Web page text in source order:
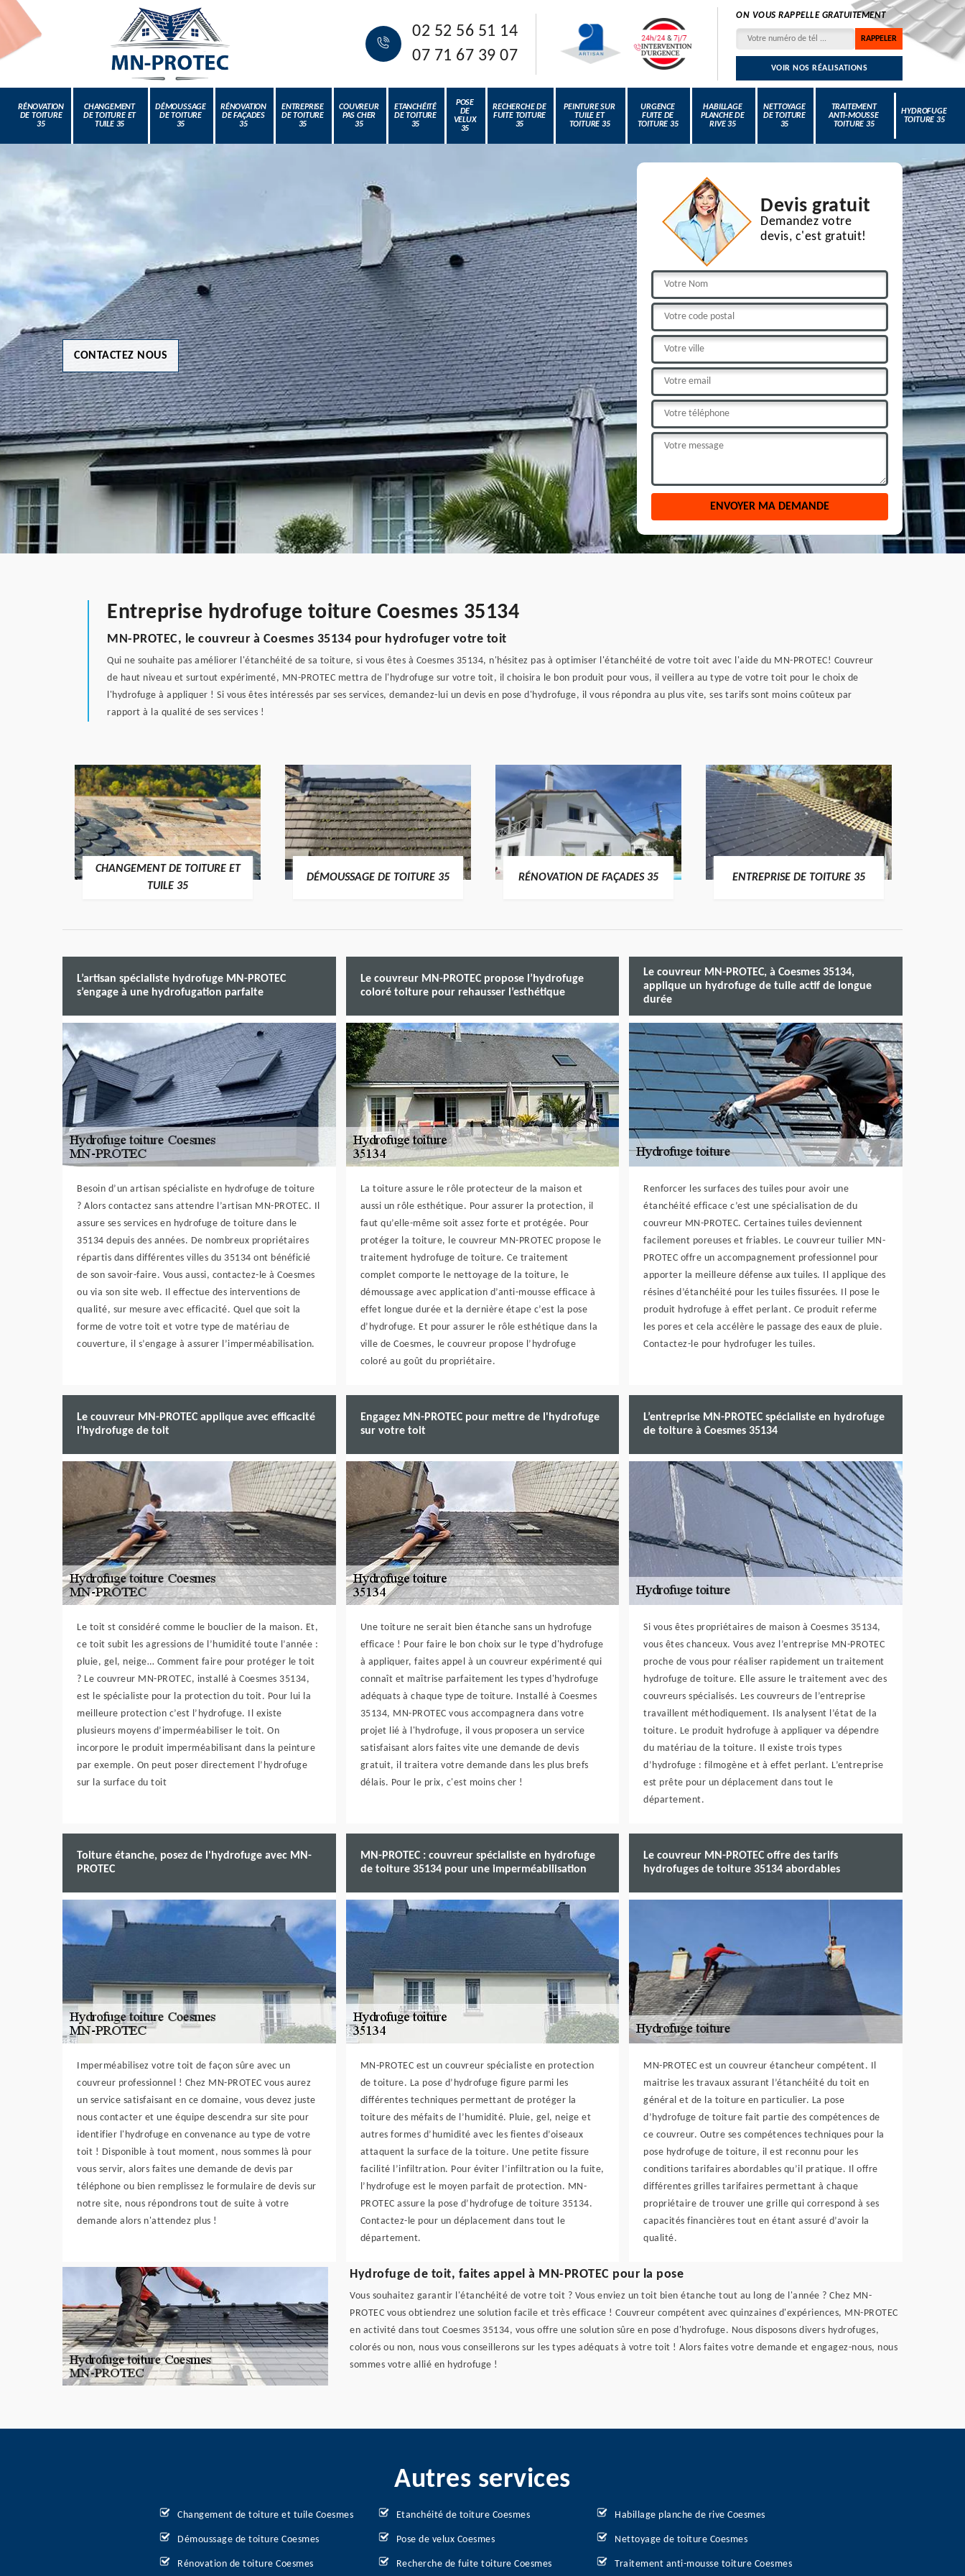
02 52 56 51 14
07 71 67 39 07
ON VOUS RAPPELLE GRATUITEMENT
VOIR NOS RÉALISATIONS
RÉNOVATION
DE TOITURE
35
CHANGEMENT
DE TOITURE ET
TUILE 35
DÉMOUSSAGE
DE TOITURE
35
RÉNOVATION
DE FAÇADES
35
ENTREPRISE
DE TOITURE
35
COUVREUR
PAS CHER
35
ETANCHÉITÉ
DE TOITURE
35
POSE
DE
VELUX
35
RECHERCHE DE
FUITE TOITURE
35
PEINTURE SUR
TUILE ET
TOITURE 35
URGENCE
FUITE DE
TOITURE 35
HABILLAGE
PLANCHE DE
RIVE 35
NETTOYAGE
DE TOITURE
35
TRAITEMENT
ANTI-MOUSSE
TOITURE 35
HYDROFUGE
TOITURE 35
CONTACTEZ NOUS
Devis gratuit
Demandez votre
devis, c'est gratuit!
Entreprise hydrofuge toiture Coesmes 35134
MN-PROTEC, le couvreur à Coesmes 35134 pour hydrofuger votre toit
Qui ne souhaite pas améliorer l'étanchéité de sa toiture, si vous êtes à Coesmes 35134, n'hésitez pas à optimiser l'étanchéité de votre toit avec l'aide du MN-PROTEC! Couvreur
de haut niveau et surtout expérimenté, MN-PROTEC mettra de l'hydrofuge sur votre toit, il choisira le bon produit pour vous, il veillera au type de votre toit pour le choix de
l'hydrofuge à appliquer ! Si vous êtes intéressés par ses services, demandez-lui un devis en pose d'hydrofuge, il vous répondra au plus vite, ses tarifs sont moins coûteux par
rapport à la qualité de ses services !
CHANGEMENT DE TOITURE ET
TUILE 35
DÉMOUSSAGE DE TOITURE 35 RÉNOVATION DE FAÇADES 35 ENTREPRISE DE TOITURE 35
L’artisan spécialiste hydrofuge MN-PROTEC
s’engage à une hydrofugation parfaite
Besoin d’un artisan spécialiste en hydrofuge de toiture
? Alors contactez sans attendre l’artisan MN-PROTEC. Il
assure ses services en hydrofuge de toiture dans le
35134 depuis des années. De nombreux propriétaires
répartis dans différentes villes du 35134 ont bénéficié
de son savoir-faire. Vous aussi, contactez-le à Coesmes
ou via son site web. Il effectue des interventions de
qualité, sur mesure avec efficacité. Quel que soit la
forme de votre toit et votre type de matériau de
couverture, il s’engage à assurer l’imperméabilisation.
Le couvreur MN-PROTEC propose l’hydrofuge
coloré toiture pour rehausser l’esthétique
La toiture assure le rôle protecteur de la maison et
aussi un rôle esthétique. Pour assurer la protection, il
faut qu’elle-même soit assez forte et protégée. Pour
protéger la toiture, le couvreur MN-PROTEC propose le
traitement hydrofuge de toiture. Ce traitement
complet comporte le nettoyage de la toiture, le
démoussage avec application d’anti-mousse efficace à
effet longue durée et la dernière étape c’est la pose
d’hydrofuge. Et pour assurer le rôle esthétique dans la
ville de Coesmes, le couvreur propose l’hydrofuge
coloré au goût du propriétaire.
Le couvreur MN-PROTEC, à Coesmes 35134,
applique un hydrofuge de tuile actif de longue
durée
Renforcer les surfaces des tuiles pour avoir une
étanchéité efficace c’est une spécialisation de du
couvreur MN-PROTEC. Certaines tuiles deviennent
facilement poreuses et friables. Le couvreur tuilier MN-
PROTEC offre un accompagnement professionnel pour
apporter la meilleure défense aux tuiles. Il applique des
résines d’étanchéité pour les tuiles fissurées. Il pose le
produit hydrofuge à effet perlant. Ce produit referme
les pores et cela accélère le passage des eaux de pluie.
Contactez-le pour hydrofuger les tuiles.
Le couvreur MN-PROTEC applique avec efficacité
l’hydrofuge de toit
Le toit st considéré comme le bouclier de la maison. Et,
ce toit subit les agressions de l’humidité toute l’année :
pluie, gel, neige… Comment faire pour protéger le toit
? Le couvreur MN-PROTEC, installé à Coesmes 35134,
est le spécialiste pour la protection du toit. Pour lui la
meilleure protection c’est l’hydrofuge. Il existe
plusieurs moyens d’imperméabiliser le toit. On
incorpore le produit imperméabilisant dans la peinture
par exemple. On peut poser directement l’hydrofuge
sur la surface du toit
Engagez MN-PROTEC pour mettre de l'hydrofuge
sur votre toit
Une toiture ne serait bien étanche sans un hydrofuge
efficace ! Pour faire le bon choix sur le type d'hydrofuge
à appliquer, faites appel à un couvreur expérimenté qui
connaît et maîtrise parfaitement les types d'hydrofuge
adéquats à chaque type de toiture. Installé à Coesmes
35134, MN-PROTEC vous accompagnera dans votre
projet lié à l'hydrofuge, il vous proposera un service
satisfaisant alors faites vite une demande de devis
gratuit, il traitera votre demande dans les plus brefs
délais. Pour le prix, c'est moins cher !
L’entreprise MN-PROTEC spécialiste en hydrofuge
de toiture à Coesmes 35134
Si vous êtes propriétaires de maison à Coesmes 35134,
vous êtes chanceux. Vous avez l’entreprise MN-PROTEC
proche de vous pour réaliser rapidement un traitement
hydrofuge de toiture. Elle assure le traitement avec des
couvreurs spécialisés. Les couvreurs de l’entreprise
travaillent méthodiquement. Ils analysent l’état de la
toiture. Le produit hydrofuge à appliquer va dépendre
du matériau de la toiture. Il existe trois types
d’hydrofuge : filmogène et à effet perlant. L’entreprise
est prête pour un déplacement dans tout le
département.
Toiture étanche, posez de l'hydrofuge avec MN-
PROTEC
Imperméabilisez votre toit de façon sûre avec un
couvreur professionnel ! Chez MN-PROTEC vous aurez
un service satisfaisant en ce domaine, vous devez juste
nous contacter et une équipe descendra sur site pour
identifier l'hydrofuge en convenance au type de votre
toit ! Disponible à tout moment, nous sommes là pour
vous servir, alors faites une demande de devis par
téléphone ou bien remplissez le formulaire de devis sur
notre site, nous répondrons tout de suite à votre
demande alors n'attendez plus !
MN-PROTEC : couvreur spécialiste en hydrofuge
de toiture 35134 pour une imperméabilisation
MN-PROTEC est un couvreur spécialiste en protection
de toiture. La pose d’hydrofuge figure parmi les
différentes techniques permettant de protéger la
toiture des méfaits de l’humidité. Pluie, gel, neige et
autres formes d’humidité avec les fientes d’oiseaux
attaquent la surface de la toiture. Une petite fissure
facilité l’infiltration. Pour éviter l’infiltration ou la fuite,
l’hydrofuge est le moyen parfait de protection. MN-
PROTEC assure la pose d’hydrofuge de toiture 35134.
Contactez-le pour un déplacement dans tout le
département.
Le couvreur MN-PROTEC offre des tarifs
hydrofuges de toiture 35134 abordables
MN-PROTEC est un couvreur étancheur compétent. Il
maitrise les travaux assurant l’étanchéité du toit en
général et de la toiture en particulier. La pose
d’hydrofuge de toiture fait partie des compétences de
ce couvreur. Outre ses compétences techniques pour la
pose hydrofuge de toiture, il est reconnu pour les
conditions tarifaires abordables qu’il pratique. Il offre
différentes grilles tarifaires permettant à chaque
propriétaire de trouver une grille qui correspond à ses
capacités financières tout en étant assuré d’avoir la
qualité.
Hydrofuge de toit, faites appel à MN-PROTEC pour la pose
Vous souhaitez garantir l'étanchéité de votre toit ? Vous enviez un toit bien étanche tout au long de l'année ? Chez MN-
PROTEC vous obtiendrez une solution facile et très efficace ! Couvreur compétent avec quinzaines d'expériences, MN-PROTEC
en activité dans tout Coesmes 35134, vous offre une solution sûre en pose d'hydrofuge. Nous disposons divers hydrofuges,
colorés ou non, nous vous conseillerons sur les types adéquats à votre toit ! Alors faites votre demande et engagez-nous, nous
sommes votre allié en hydrofuge !
Autres services
Changement de toiture et tuile Coesmes
Démoussage de toiture Coesmes
Rénovation de toiture Coesmes
Etanchéité de toiture Coesmes
Pose de velux Coesmes
Recherche de fuite toiture Coesmes
Habillage planche de rive Coesmes
Nettoyage de toiture Coesmes
Traitement anti-mousse toiture Coesmes